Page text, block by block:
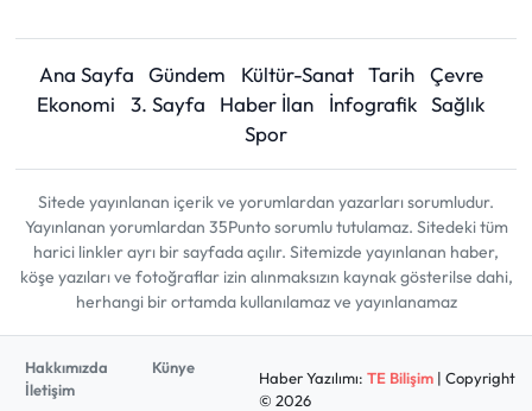
Ana Sayfa Gündem Kültür-Sanat Tarih
Çevre
Ekonomi
3. Sayfa Haber İlan İnfografik Sağlık
Spor
Sitede yayınlanan içerik ve yorumlardan yazarları sorumludur.
Yayınlanan yorumlardan 35Punto sorumlu tutulamaz. Sitedeki tüm
harici linkler ayrı bir sayfada açılır. Sitemizde yayınlanan haber,
köşe yazıları ve fotoğraflar izin alınmaksızın kaynak gösterilse dahi,
herhangi bir ortamda kullanılamaz ve yayınlanamaz
Hakkımızda
Künye
İletişim
Haber Yazılımı: TE Bilişim| Copyright
© 2026